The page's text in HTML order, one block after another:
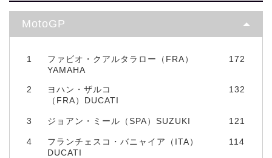
MotoGP
1
ファビオ・クアルタラロー（FRA）
YAMAHA
172
2
ヨハン・ザルコ
（FRA）DUCATI
132
3 ジョアン・ミール（SPA）SUZUKI 121
4
フランチェスコ・バニャイア（ITA）
DUCATI
114